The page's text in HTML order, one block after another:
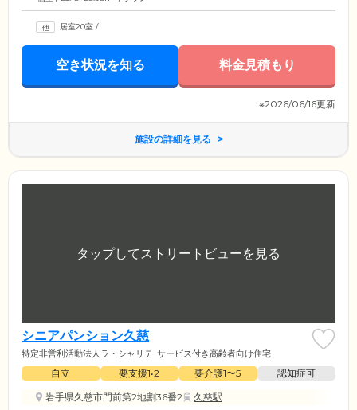
居室20室 /
空き状況を知る 料金見積もり
※2026/06/16更新
施設の詳細を見る
シニアパンション久慈
特定非営利活動法人ラ・シャリテ サービス付き高齢者向け住宅
自立 要支援1•2 要介護1〜5
認知症可
岩手県久慈市門前第2地割36番2
久慈駅